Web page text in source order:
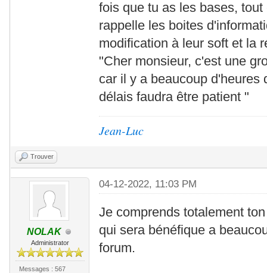
fois que tu as les bases,
rappelle les boites
modification à leur soft et la
"Cher monsieur, c'est une
car il y a beaucoup d'heures
délais faudra être patient "
Jean-Luc
Trouver
NOLAK
Administrator
Messages : 567
04-12-2022, 11:03 PM
Je comprends totalement
qui sera bénéfique a
forum.